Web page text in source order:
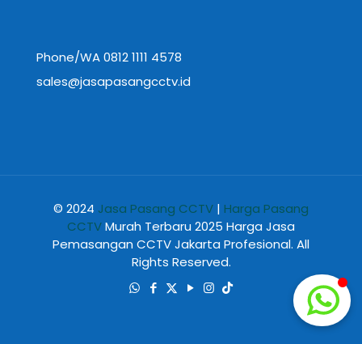
Phone/WA 0812 1111 4578
sales@jasapasangcctv.id
© 2024 Jasa Pasang CCTV | Harga Pasang
CCTVMurah Terbaru 2025 Harga Jasa
Pemasangan CCTV Jakarta Profesional. All
Rights Reserved.